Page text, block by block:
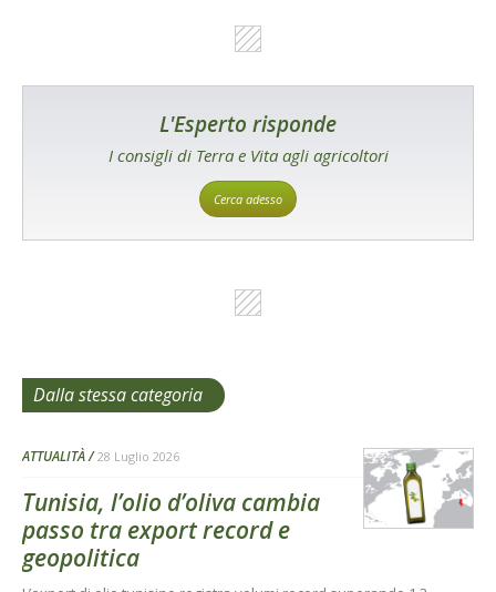
L'Esperto risponde
I consigli di Terra e Vita agli agricoltori
Cerca adesso
Dalla stessa categoria
ATTUALITÀ 28 Luglio 2026
Tunisia, l’olio d’oliva cambia
passo tra export record e
geopolitica